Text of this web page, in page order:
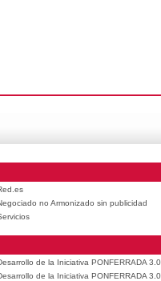
no Armonizado sin publicidad
de la Iniciativa PONFERRADA
de la Iniciativa PONFERRADA